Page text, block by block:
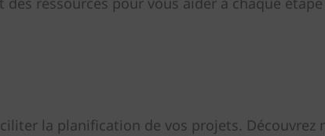
la planification de vos projets. Découvrez